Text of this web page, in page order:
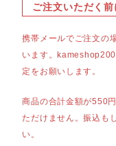
ご注文いただく前
携帯メールでご注文の
います。
定をお願いします。
商品の合計金額が550
ただけません。振込も
い。